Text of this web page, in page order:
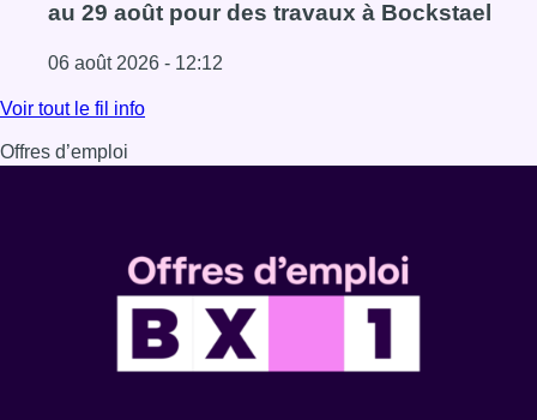
au 29 août pour des travaux à Bockstael
06 août 2026 - 12:12
Lire l'article Le trafic ferroviaire adapté à Bruxelles du 8
Voir tout le fil info
Offres d’emploi